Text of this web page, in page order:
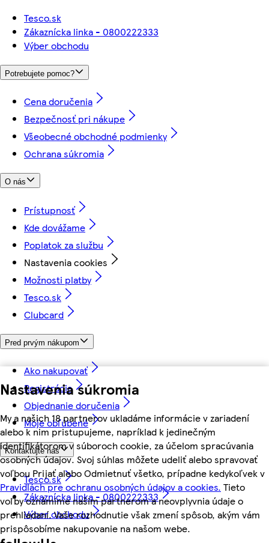
Nastavenia súkromia
My a našich 18 partnerov ukladáme informácie v zariadení
alebo k nim pristupujeme, napríklad k jedinečným
identifikátorom v súboroch cookie, za účelom spracúvania
osobných údajov. Svoj súhlas môžete udeliť alebo spravovať
voľbou Prijať alebo Odmietnuť všetko, prípadne kedykoľvek v
Pravidlách pre ochranu osobných údajov a cookies. Tieto
voľby oznámime našim partnerom a neovplyvnia údaje o
prehliadaní. Vaše rozhodnutie však zmení spôsob, akým vám
prispôsobíme nakupovanie na našom webe.
Tesco.sk
Zákaznícka linka - 0800222333
Výber obchodu
Potrebujete pomoc?
Cena doručenia
Bezpečnosť pri nákupe
Všeobecné obchodné podmienky
Ochrana súkromia
O nás
Prístupnosť
Kde dovážame
Poplatok za službu
Nastavenia cookies
Možnosti platby
Tesco.sk
Clubcard
Pred prvým nákupom
Ako nakupovať
Registrácia
Objednanie doručenia
Moje obľúbené
Kontaktujte nás
Tesco.sk
Zákaznícka linka - 0800222333
Výber obchodu